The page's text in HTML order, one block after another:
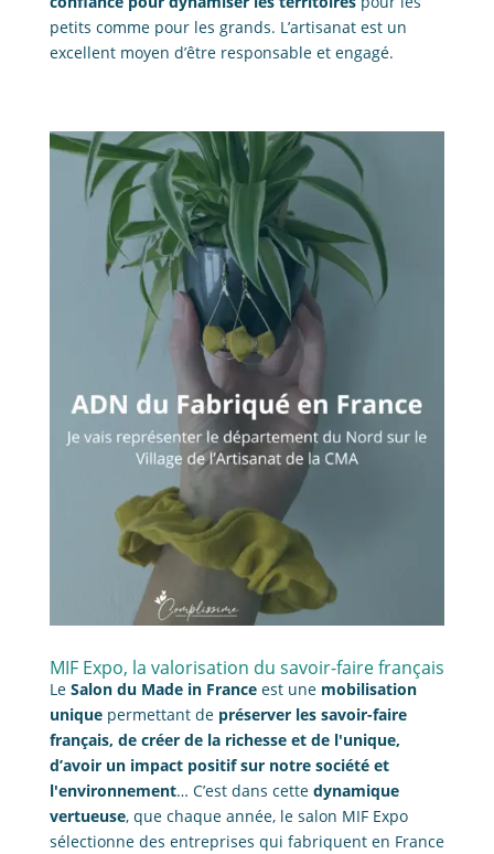
petits comme pour les grands. L’artisanat est un
excellent moyen d’être responsable et engagé.
MIF Expo, la valorisation du savoir-faire français
LeSalon du Made in Franceest une mobilisation
uniquepermettant de préserver les savoir-faire
français, de créer de la richesse et de l'unique,
d’avoir un impact positif sur notre société et
l'environnement… C’est dans cettedynamique
vertueuse, que chaque année, le salon MIF Expo
sélectionne des entreprises qui fabriquent en France